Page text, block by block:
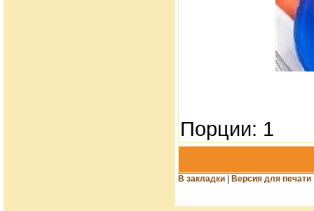
Порции: 1
В закладки Версия для печати